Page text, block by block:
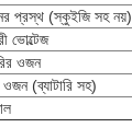
প্রস্থ (স্কুইজি সহ নয়)
ভোল্টেজ
ওজন
ওজন (ব্যাটারি সহ)